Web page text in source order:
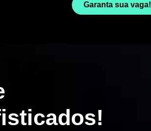
Garanta sua vaga!